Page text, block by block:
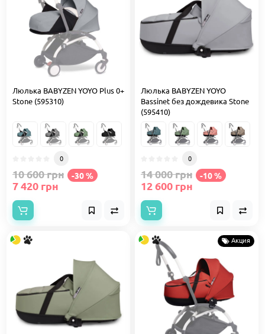
Люлька BABYZEN YOYO Plus 0+
Stone (595310)
0
10 600 грн -30 %
7 420 грн
Люлька BABYZEN YOYO
Bassinet без дождевика Stone
(595410)
0
14 000 грн -10 %
12 600 грн
Акция